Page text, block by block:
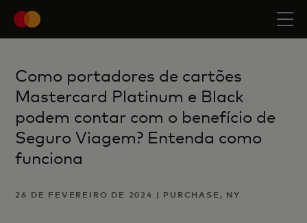
Como portadores de cartões
Mastercard Platinum e Black
podem contar com o benefício de
Seguro Viagem? Entenda como
funciona
26 DE FEVEREIRO DE 2024 | PURCHASE, NY